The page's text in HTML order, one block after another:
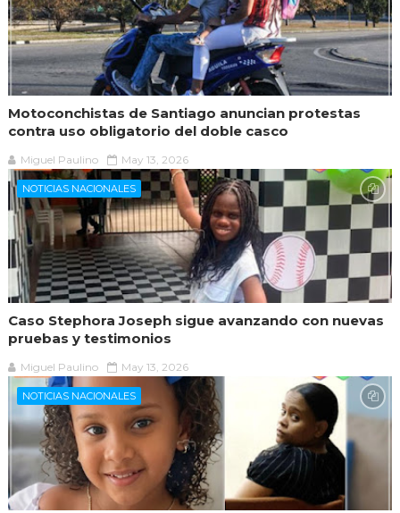
Motoconchistas de Santiago anuncian protestas
contra uso obligatorio del doble casco
Miguel Paulino May 13, 2026
NOTICIAS NACIONALES
Caso Stephora Joseph sigue avanzando con nuevas
pruebas y testimonios
Miguel Paulino May 13, 2026
NOTICIAS NACIONALES